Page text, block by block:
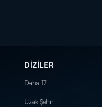
DİZİLER
Daha 17
Uzak Şehir